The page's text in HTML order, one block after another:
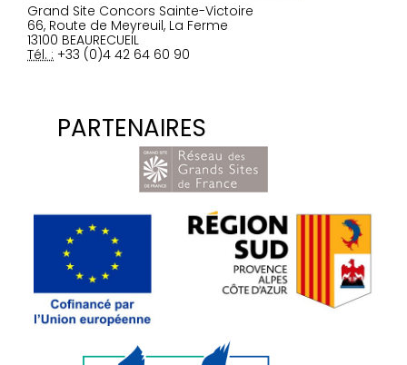
Grand Site Concors Sainte-Victoire
66, Route de Meyreuil, La Ferme
13100 BEAURECUEIL
Tél. : +33 (0)4 42 64 60 90
PARTENAIRES